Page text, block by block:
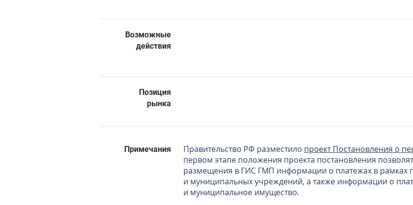
Возможные
действия
Позиция
рынка
Примечания Правительство РФ разместило проект Постановления о
первом этапе положения проекта постановления
размещения в ГИС ГМП информации о платежах в рамках
и муниципальных учреждений, а также информации о
и муниципальное имущество.